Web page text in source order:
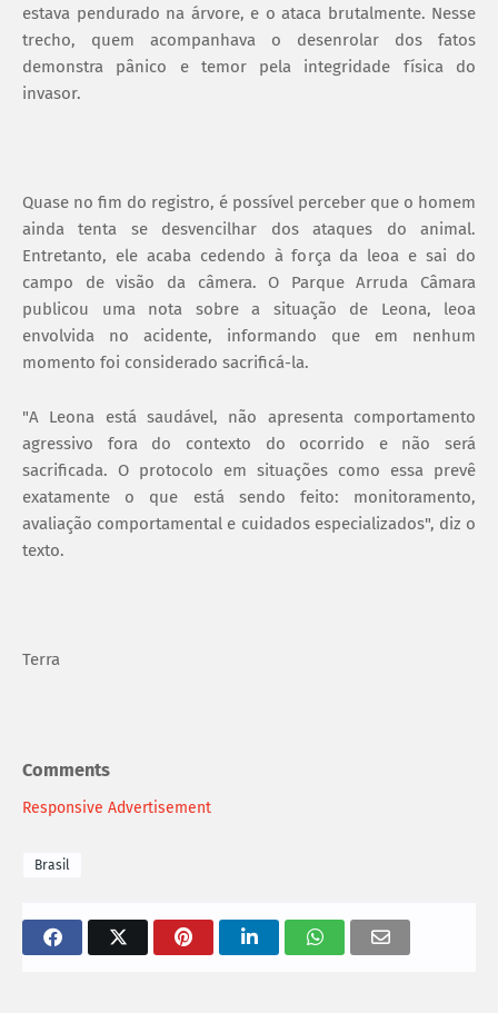
estava pendurado na árvore, e o ataca brutalmente. Nesse
trecho, quem acompanhava o desenrolar dos fatos
demonstra pânico e temor pela integridade física do
invasor.
Quase no fim do registro, é possível perceber que o homem
ainda tenta se desvencilhar dos ataques do animal.
Entretanto, ele acaba cedendo à força da leoa e sai do
campo de visão da câmera. O Parque Arruda Câmara
publicou uma nota sobre a situação de Leona, leoa
envolvida no acidente, informando que em nenhum
momento foi considerado sacrificá-la.
"A Leona está saudável, não apresenta comportamento
agressivo fora do contexto do ocorrido e não será
sacrificada. O protocolo em situações como essa prevê
exatamente o que está sendo feito: monitoramento,
avaliação comportamental e cuidados especializados", diz o
texto.
Terra
Comments
Responsive Advertisement
Brasil